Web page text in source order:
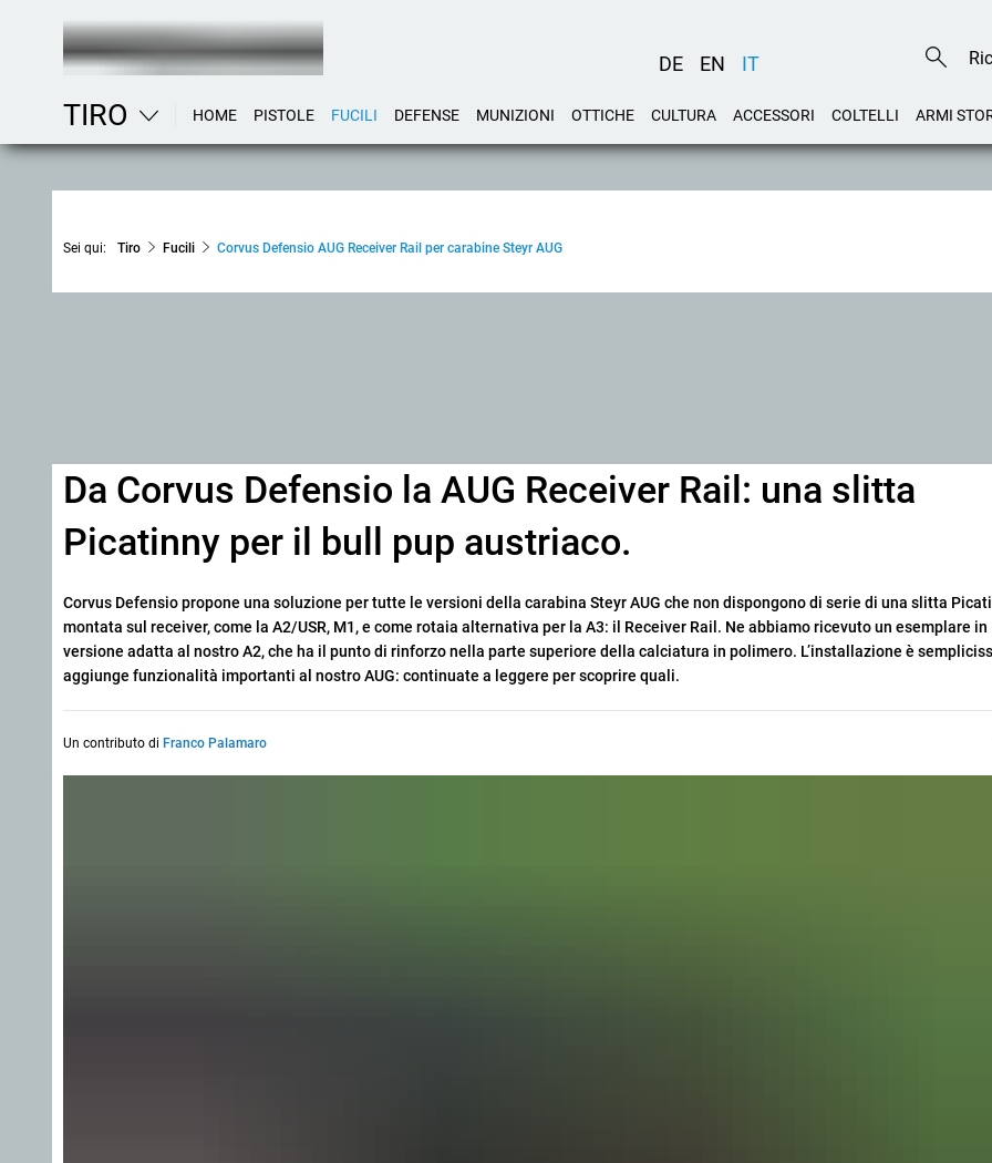
DE EN IT
TIRO HOME PISTOLE FUCILI DEFENSE MUNIZIONI OTTICHE CULTURA ACCESSORI COLTELLI ARMI
Sei qui: Tiro Fucili Corvus Defensio AUG Receiver Rail per carabine Steyr AUG
Da Corvus Defensio la AUG Receiver Rail: una slitta
Picatinny per il bull pup austriaco.
Corvus Defensio propone una soluzione per tutte le versioni della carabina Steyr AUG che non dispongono di serie di una slitta
montata sul receiver, come la A2/USR, M1, e come rotaia alternativa per la A3: il Receiver Rail. Ne abbiamo ricevuto un esemplare in
versione adatta al nostro A2, che ha il punto di rinforzo nella parte superiore della calciatura in polimero. L’installazione è
aggiunge funzionalità importanti al nostro AUG: continuate a leggere per scoprire quali.
Un contributo di Franco Palamaro